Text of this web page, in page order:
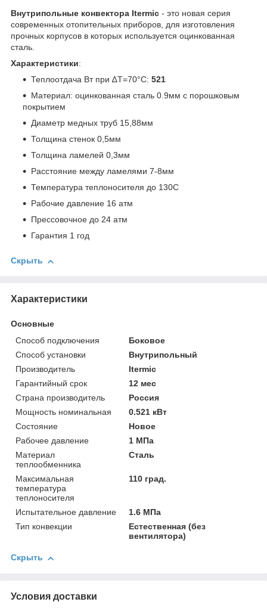
Внутрипольные конвектора Itermic - это новая серия
современных отопительных приборов, для изготовления
прочных корпусов в которых используется оцинкованная
сталь.
Характеристики:
Теплоотдача Вт при ∆T=70°C: 521
Материал: оцинкованная сталь 0.9мм с порошковым
покрытием
Диаметр медных труб 15,88мм
Толщина стенок 0,5мм
Толщина ламелей 0,3мм
Расстояние между ламелями 7-8мм
Температура теплоносителя до 130С
Рабочие давление 16 атм
Прессовочное до 24 атм
Гарантия 1 год
Скрыть
Характеристики
Основные
Способ подключения
Боковое
Способ установки
Внутрипольный
Производитель
Itermic
Гарантийный срок
12 мес
Страна производитель
Россия
Мощность номинальная
0.521 кВт
Состояние
Новое
Рабочее давление
1 МПа
Материал
теплообменника
Сталь
Максимальная
температура
теплоносителя
110 град.
Испытательное давление
1.6 МПа
Тип конвекции
Естественная (без
вентилятора)
Скрыть
Условия доставки